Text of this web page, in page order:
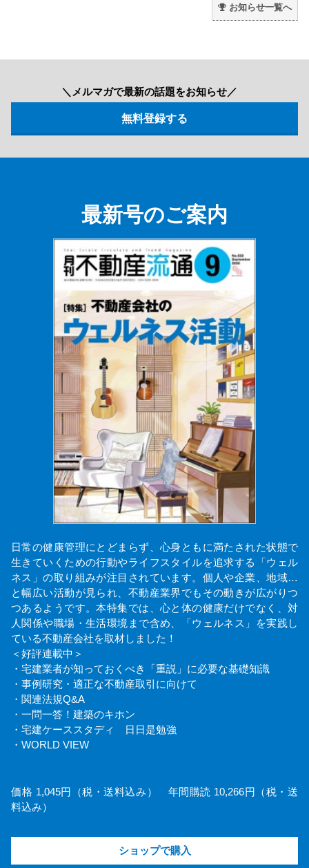
お知らせ一覧へ
＼メルマガで最新の話題をお知らせ／
最新号のご案内
日常の健康管理にとどまらず、心身ともに満たされた状態で
生きていくための行動やライフスタイルを追求する「ウェル
ネス」の取り組みが注目されています。個人や企業、地域…
と幅広い活動が見られ、不動産業界でもその動きが広がりつ
つあるようです。本特集では、心と体の健康だけでなく、対
人関係や職場・生活環境まで含め、「ウェルネス」を実践し
ている不動産会社を取材しました！
＜好評連載中＞
・宅建業者が知っておくべき「重説」に必要な基礎知識
・事例研究・適正な不動産取引に向けて
・関連法規Q&A
・一問一答！建築のキホン
・宅建ケーススタディ 日日是勉強
・WORLD VIEW
価格 1,045円（税・送料込み） 年間購読 10,266円（税・送
料込み）
ショップで購入